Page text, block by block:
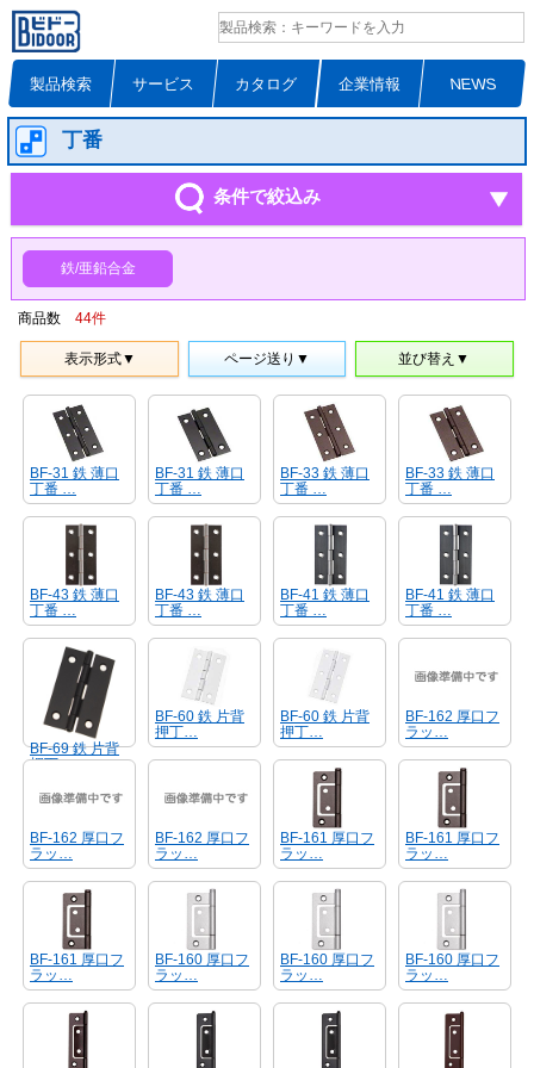
製品検索 サービス カタログ 企業情報 NEWS
丁番
条件で絞込み
鉄/亜鉛合金
商品数 44件
表示形式▼ ページ送り▼ 並び替え▼
BF-31 鉄 薄口
丁番 …
BF-31 鉄 薄口
丁番 …
BF-33 鉄 薄口
丁番 …
BF-33 鉄 薄口
丁番 …
BF-43 鉄 薄口
丁番 …
BF-43 鉄 薄口
丁番 …
BF-41 鉄 薄口
丁番 …
BF-41 鉄 薄口
丁番 …
BF-69 鉄 片背
押丁…
BF-60 鉄 片背
押丁…
BF-60 鉄 片背
押丁…
BF-162 厚口フ
ラッ…
BF-162 厚口フ
ラッ…
BF-162 厚口フ
ラッ…
BF-161 厚口フ
ラッ…
BF-161 厚口フ
ラッ…
BF-161 厚口フ
ラッ…
BF-160 厚口フ
ラッ…
BF-160 厚口フ
ラッ…
BF-160 厚口フ
ラッ…